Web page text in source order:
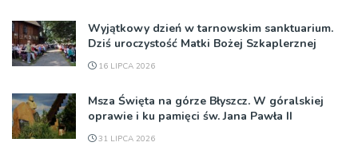
Wyjątkowy dzień w tarnowskim sanktuarium.
Dziś uroczystość Matki Bożej Szkaplerznej
16 LIPCA 2026
Msza Święta na górze Błyszcz. W góralskiej
oprawie i ku pamięci św. Jana Pawła II
31 LIPCA 2026